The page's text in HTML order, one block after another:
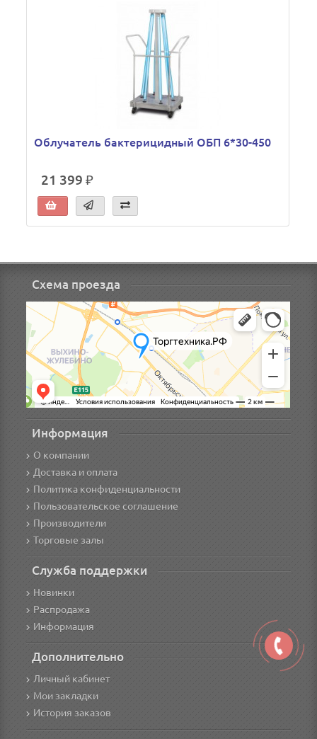
Облучатель бактерицидный ОБП 6*30-450
21 399 ₽
Схема проезда
Информация
О компании
Доставка и оплата
Политика конфиденциальности
Пользовательское соглашение
Производители
Торговые залы
Служба поддержки
Новинки
Распродажа
Информация
Дополнительно
Личный кабинет
Мои закладки
История заказов